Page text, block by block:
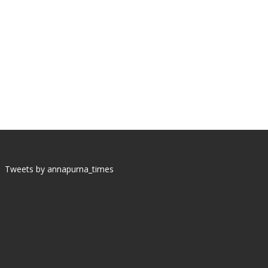
Tweets by annapurna_times